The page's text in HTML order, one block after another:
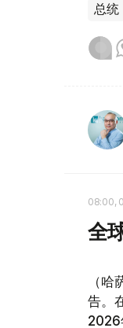
总统
08:00,
全
（
告。
2026